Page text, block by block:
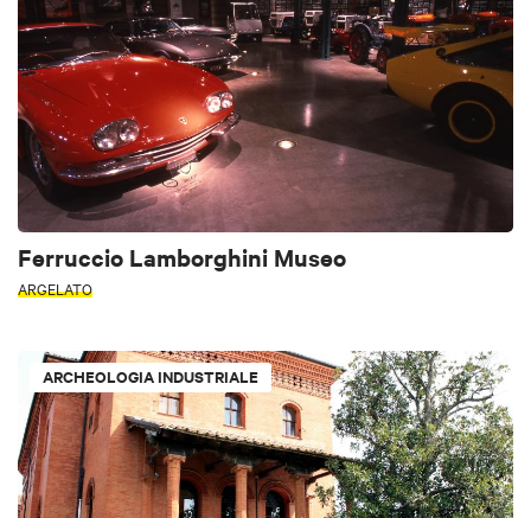
Ferruccio Lamborghini Museo
ARGELATO
ARCHEOLOGIA INDUSTRIALE